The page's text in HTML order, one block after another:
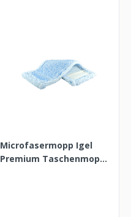
Microfasermopp Igel
Premium Taschenmopp